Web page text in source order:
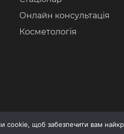
Онлайн консультація
Косметологія
cookie, щоб забезпечити вам